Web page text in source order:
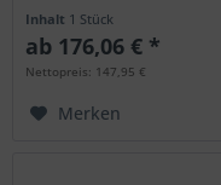
Inhalt 1 Stück
ab 176,06 € *
Nettopreis: 147,95 €
Merken